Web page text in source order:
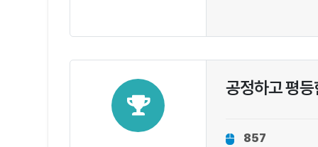
공정하고 평등
857